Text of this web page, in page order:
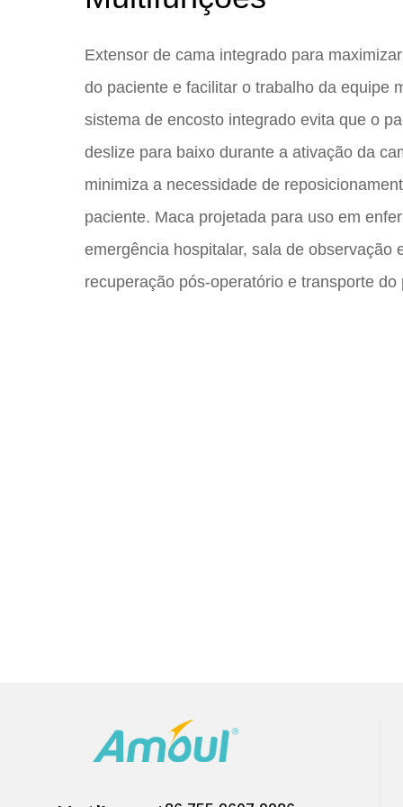
Extensor de cama integrado para
do paciente e facilitar o trabalho da equipe
sistema de encosto integrado evita que o
deslize para baixo durante a ativação da
minimiza a necessidade de
paciente. Maca projetada para uso em
emergência hospitalar, sala de observação
recuperação pós-operatório e transporte do